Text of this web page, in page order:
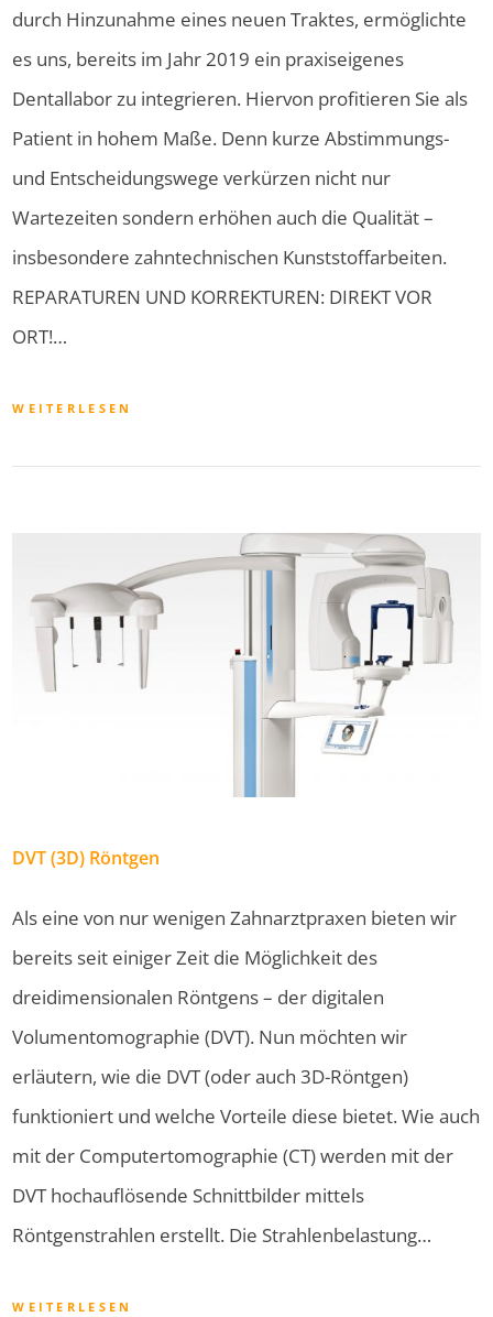
durch Hinzunahme eines neuen Traktes, ermöglichte
es uns, bereits im Jahr 2019 ein praxiseigenes
Dentallabor zu integrieren. Hiervon profitieren Sie als
Patient in hohem Maße. Denn kurze Abstimmungs-
und Entscheidungswege verkürzen nicht nur
Wartezeiten sondern erhöhen auch die Qualität –
insbesondere zahntechnischen Kunststoffarbeiten.
REPARATUREN UND KORREKTUREN: DIREKT VOR
ORT!…
WEITERLESEN
DVT (3D) Röntgen
Als eine von nur wenigen Zahnarztpraxen bieten wir
bereits seit einiger Zeit die Möglichkeit des
dreidimensionalen Röntgens – der digitalen
Volumentomographie (DVT). Nun möchten wir
erläutern, wie die DVT (oder auch 3D-Röntgen)
funktioniert und welche Vorteile diese bietet. Wie auch
mit der Computertomographie (CT) werden mit der
DVT hochauflösende Schnittbilder mittels
Röntgenstrahlen erstellt. Die Strahlenbelastung…
WEITERLESEN